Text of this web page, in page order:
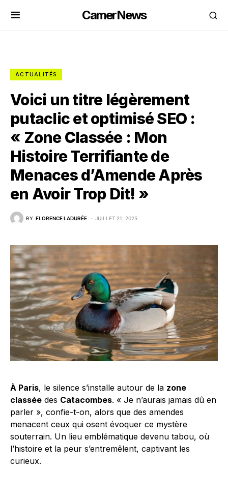
CamerNews
ACTUALITÉS
Voici un titre légèrement
putaclic et optimisé SEO :
« Zone Classée : Mon
Histoire Terrifiante de
Menaces d’Amende Après
en Avoir Trop Dit! »
BY FLORENCE LADURÉE JUILLET 21, 2025
À Paris, le silence s’installe autour de la zone
classée des Catacombes. « Je n’aurais jamais dû en
parler », confie-t-on, alors que des amendes
menacent ceux qui osent évoquer ce mystère
souterrain. Un lieu emblématique devenu tabou, où
l’histoire et la peur s’entremêlent, captivant les
curieux.